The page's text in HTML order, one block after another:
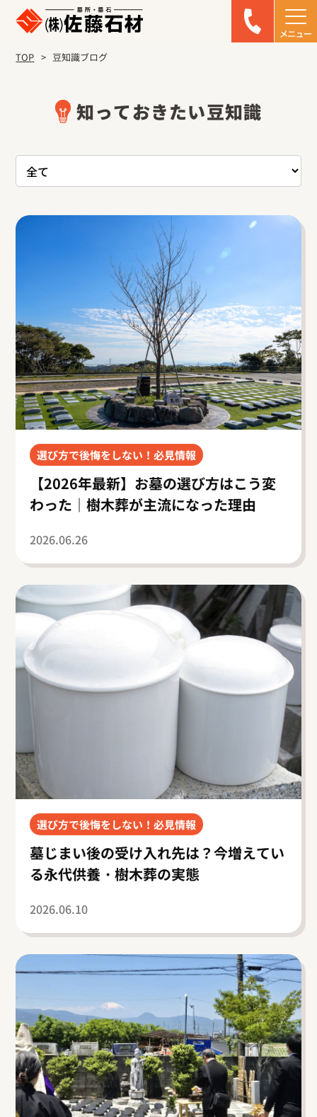
TOP 豆知識ブログ
知っておきたい豆知識
選び方で後悔をしない！必見情報
【2026年最新】お墓の選び方はこう変
わった｜樹木葬が主流になった理由
2026.06.26
選び方で後悔をしない！必見情報
墓じまい後の受け入れ先は？今増えてい
る永代供養・樹木葬の実態
2026.06.10